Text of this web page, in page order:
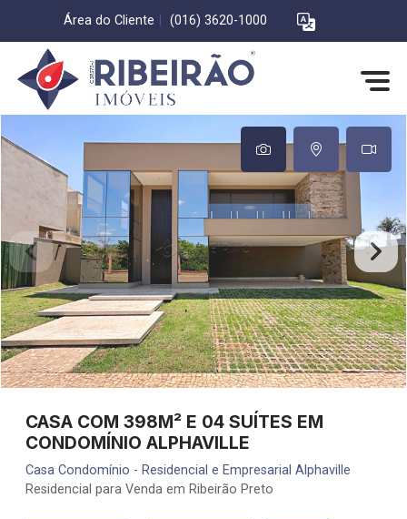
Área do Cliente (016) 3620-1000
CASA COM 398M² E 04 SUÍTES EM
CONDOMÍNIO ALPHAVILLE
Casa Condomínio - Residencial e Empresarial Alphaville
Residencial para Venda em Ribeirão Preto